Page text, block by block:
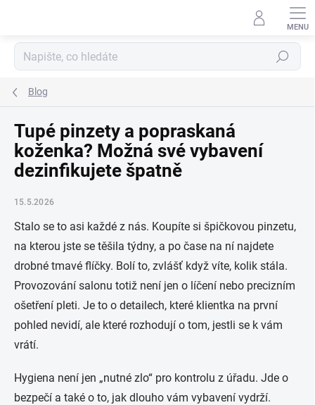
Hledat
Blog
Tupé pinzety a popraskaná
koženka? Možná své vybavení
dezinfikujete špatně
15.5.2026
Stalo se to asi každé z nás. Koupíte si špičkovou pinzetu,
na kterou jste se těšila týdny, a po čase na ní najdete
drobné tmavé flíčky. Bolí to, zvlášť když víte, kolik stála.
Provozování salonu totiž není jen o líčení nebo precizním
ošetření pleti. Je to o detailech, které klientka na první
pohled nevidí, ale které rozhodují o tom, jestli se k vám
vrátí.
Hygiena není jen „nutné zlo“ pro kontrolu z úřadu. Jde o
bezpečí a také o to, jak dlouho vám vybavení vydrží.